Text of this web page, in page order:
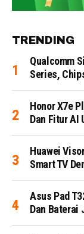
TRENDING
Qualcomm
Series,
Honor X7e
Dan Fitur AI
Huawei
Smart TV
Asus Pad
Dan Baterai